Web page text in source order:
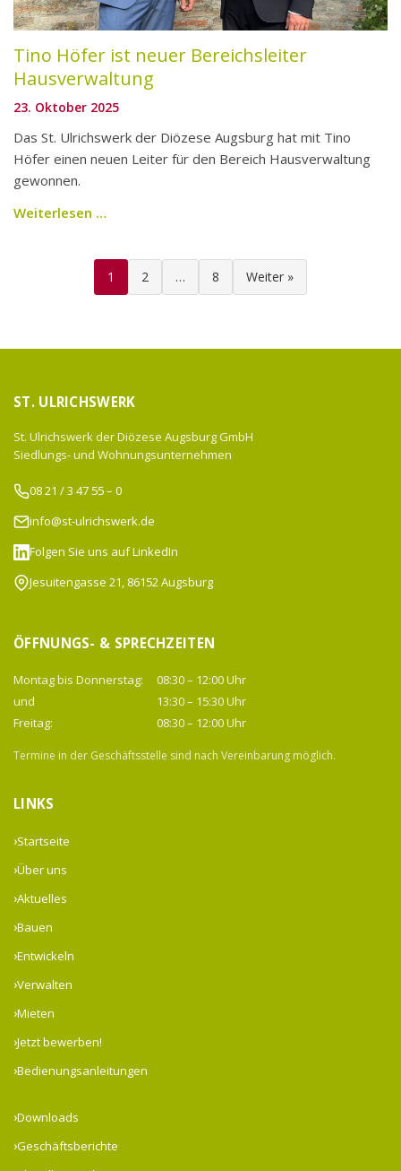
Tino Höfer ist neuer Bereichsleiter
Hausverwaltung
23. Oktober 2025
Das St. Ulrichswerk der Diözese Augsburg hat mit Tino
Höfer einen neuen Leiter für den Bereich Hausverwaltung
gewonnen.
Weiterlesen …
Seitennummerierung
1 2 … 8 Weiter »
ST. ULRICHSWERK
St. Ulrichswerk der Diözese Augsburg GmbH
Siedlungs- und Wohnungsunternehmen
08 21 / 3 47 55 – 0
info@st-ulrichswerk.de
Folgen Sie uns auf LinkedIn
Jesuitengasse 21, 86152 Augsburg
ÖFFNUNGS- & SPRECHZEITEN
Montag bis Donnerstag:
08:30 – 12:00 Uhr
und
13:30 – 15:30 Uhr
Freitag:
08:30 – 12:00 Uhr
Termine in der Geschäftsstelle sind nach Vereinbarung möglich.
LINKS
Startseite
Über uns
Aktuelles
Bauen
Entwickeln
Verwalten
Mieten
Jetzt bewerben!
Bedienungsanleitungen
Downloads
Geschäftsberichte